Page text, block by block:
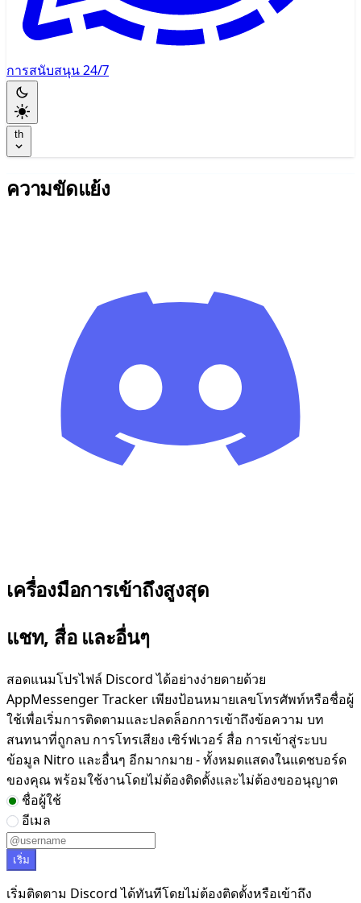
การสนับสนุน 24/7
th
ความขัดแย้ง
เครื่องมือการเข้าถึงสูงสุด
แชท, สื่อ และอื่นๆ
สอดแนมโปรไฟล์ Discord ได้อย่างง่ายดายด้วย
AppMessenger Tracker เพียงป้อนหมายเลขโทรศัพท์หรือชื่อผู้
ใช้เพื่อเริ่มการติดตามและปลดล็อกการเข้าถึงข้อความ บท
สนทนาที่ถูกลบ การโทรเสียง เซิร์ฟเวอร์ สื่อ การเข้าสู่ระบบ
ข้อมูล Nitro และอื่นๆ อีกมากมาย - ทั้งหมดแสดงในแดชบอร์ด
ของคุณ พร้อมใช้งานโดยไม่ต้องติดตั้งและไม่ต้องขออนุญาต
ชื่อผู้ใช้
อีเมล
เริ่ม
เริ่มติดตาม Discord ได้ทันทีโดยไม่ต้องติดตั้งหรือเข้าถึง